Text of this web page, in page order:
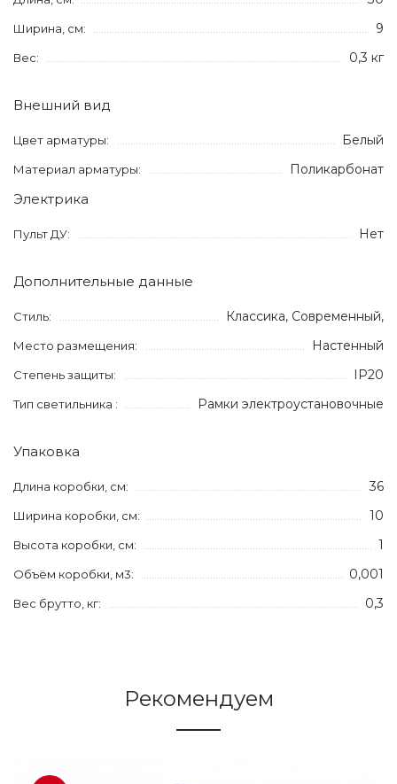
Ширина, см: 9
Вес: 0,3 кг
Внешний вид
Цвет арматуры: Белый
Материал арматуры: Поликарбонат
Электрика
Пульт ДУ: Нет
Дополнительные данные
Стиль: Классика, Современный,
Место размещения: Настенный
Степень защиты: IP20
Тип светильника : Рамки электроустановочные
Упаковка
Длина коробки, см: 36
Ширина коробки, см: 10
Высота коробки, см: 1
Объём коробки, м3: 0,001
Вес брутто, кг: 0,3
Рекомендуем